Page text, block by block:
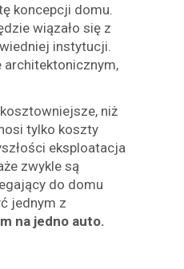
koncepcji domu.
wiązało się z
instytucji.
architektonicznym,
niż
tylko koszty
eksploatacja
zwykle są
do domu
jednym z
na jedno auto.